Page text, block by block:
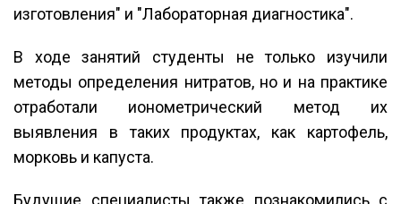
изготовления" и "Лабораторная диагностика".
В ходе занятий студенты не только изучили
методы определения нитратов, но и на практике
отработали ионометрический метод их
выявления в таких продуктах, как картофель,
морковь и капуста.
Будущие специалисты также познакомились с